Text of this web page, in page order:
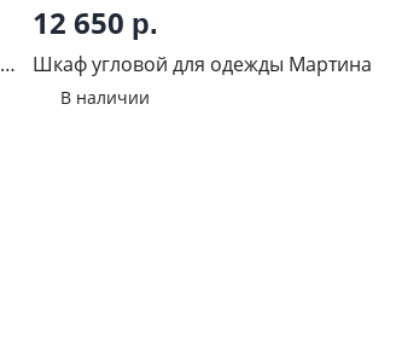
12 650 р.
Шкаф угловой для одежды Мартина
В наличии